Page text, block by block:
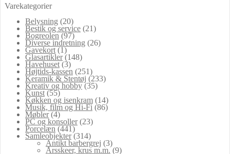
Varekategorier
Belysning (20)
Bestik og service (21)
Bogreolen (97)
Diverse indretning (26)
Gavekort (1)
Glasartikler (148)
Havehuset (3)
Højtids-kassen (251)
Keramik & Stentøj (233)
Kreativ og hobby (35)
Kunst (55)
Køkken og isenkram (14)
Musik, film og Hi-Fi (86)
Møbler (4)
PC og konsoller (23)
Porcelæn (441)
Samleobjekter (314)
Antikt barbergrej (3)
Årsskeer, krus m.m. (9)